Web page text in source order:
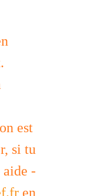
est
si tu
aide -
en